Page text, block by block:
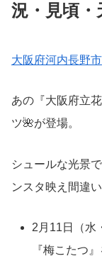
況・見頃・
大阪府河内長野市
あの『大阪府立
ツ🌺が登場。
シュールな光景
ンスタ映え間違い
2月11日（水
『梅こたつ